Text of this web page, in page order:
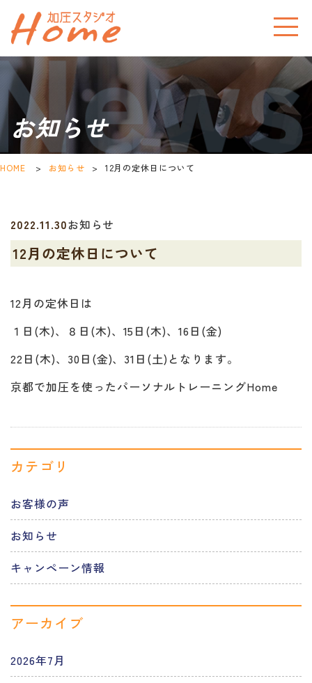
お知らせ
HOME > お知らせ > 12月の定休日について
2022.11.30お知らせ
12月の定休日について
12月の定休日は
１日(木)、８日(木)、15日(木)、16日(金)
22日(木)、30日(金)、31日(土)となります。
京都で加圧を使ったパーソナルトレーニングHome
カテゴリ
お客様の声
お知らせ
キャンペーン情報
アーカイブ
2026年7月